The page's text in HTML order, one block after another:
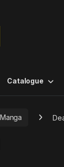
Catalogue
Manga